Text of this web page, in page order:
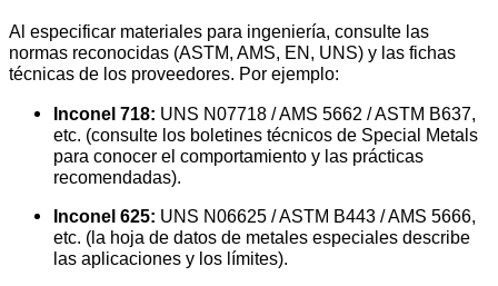
Al especificar materiales para ingeniería, consulte las
normas reconocidas (ASTM, AMS, EN, UNS) y las fichas
técnicas de los proveedores. Por ejemplo:
Inconel 718: UNS N07718 / AMS 5662 / ASTM B637,
etc. (consulte los boletines técnicos de Special Metals
para conocer el comportamiento y las prácticas
recomendadas).
Inconel 625: UNS N06625 / ASTM B443 / AMS 5666,
etc. (la hoja de datos de metales especiales describe
las aplicaciones y los límites).